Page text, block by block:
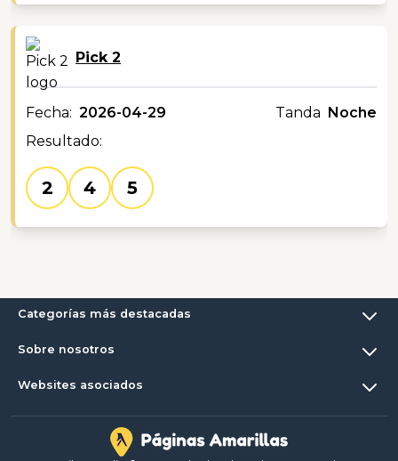
Pick 2
Fecha: 2026-04-29 Tanda Noche
Resultado:
2 4 5
Categorías más destacadas
Sobre nosotros
Websites asociados